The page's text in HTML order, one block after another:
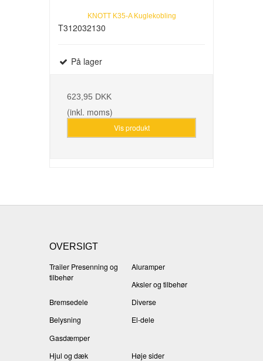
KNOTT K35-A Kuglekobling
T312032130
På lager
623,95 DKK
(inkl. moms)
Vis produkt
OVERSIGT
Trailer Presenning og
tilbehør
Aluramper
Aksler og tilbehør
Bremsedele
Diverse
Belysning
El-dele
Gasdæmper
Hjul og dæk
Høje sider